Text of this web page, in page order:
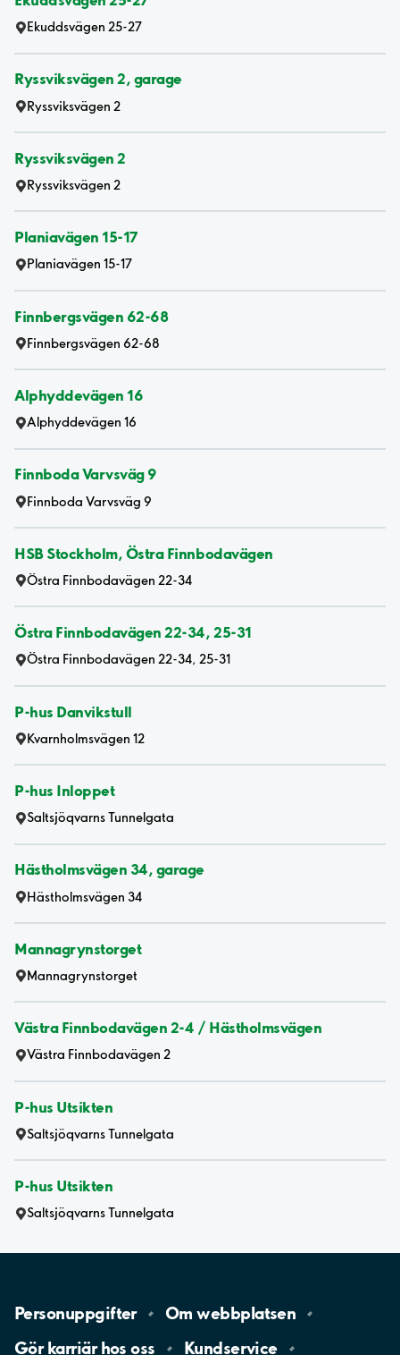
Ekuddsvägen 25-27
Ryssviksvägen 2, garage
Ryssviksvägen 2
Ryssviksvägen 2
Ryssviksvägen 2
Planiavägen 15-17
Planiavägen 15-17
Finnbergsvägen 62-68
Finnbergsvägen 62-68
Alphyddevägen 16
Alphyddevägen 16
Finnboda Varvsväg 9
Finnboda Varvsväg 9
HSB Stockholm, Östra Finnbodavägen
Östra Finnbodavägen 22-34
Östra Finnbodavägen 22-34, 25-31
Östra Finnbodavägen 22-34, 25-31
P-hus Danvikstull
Kvarnholmsvägen 12
P-hus Inloppet
Saltsjöqvarns Tunnelgata
Hästholmsvägen 34, garage
Hästholmsvägen 34
Mannagrynstorget
Mannagrynstorget
Västra Finnbodavägen 2-4 / Hästholmsvägen
Västra Finnbodavägen 2
P-hus Utsikten
Saltsjöqvarns Tunnelgata
P-hus Utsikten
Saltsjöqvarns Tunnelgata
Personuppgifter Omwebbplatsen
Gör karriär hososs Kundservice